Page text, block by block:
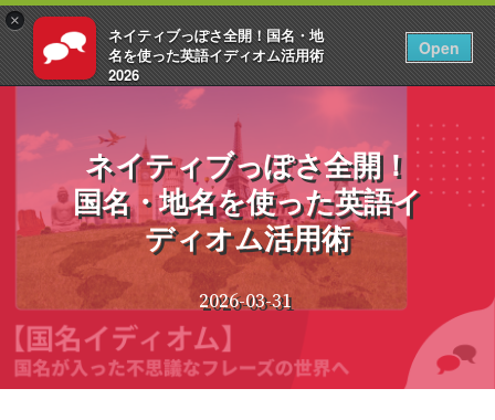
×
ネイティブっぽさ全開！国名・地
名を使った英語イディオム活用術
2026
EnglishCentral
Open
ログイン JA
コ
プ
ネイティブっぽさ全開！
国名・地名を使った英語イ
ディオム活用術
2026-03-31